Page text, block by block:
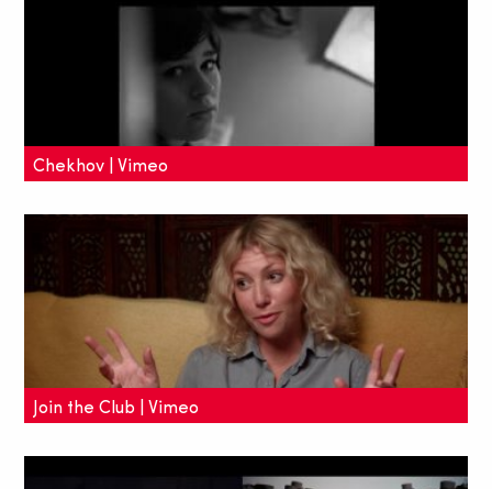
Vergangenheitsbewältigung gewählt.
Chekhov | Vimeo
Jack ruft seine Schwester an und bittet sie, sein
Chekhov-Buch rauszusuchen. Denn er hat
vergessen, was seine Ex-Freundin in die Widmung
geschrieben hat...
Join the Club | Vimeo
Das kreative Loch kennen bestimmt viele. Will man
es aber auch noch auf's Brot geschmiert